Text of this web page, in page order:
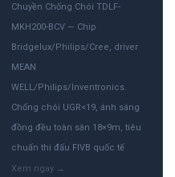
Chuyền Chống Chói TDLF-
MKH200-BCV — Chip
Bridgelux/Philips/Cree, driver
MEAN
WELL/Philips/Inventronics.
Chống chói UGR<19, ánh sáng
đồng đều toàn sân 18×9m, tiêu
chuẩn thi đấu FIVB quốc tế